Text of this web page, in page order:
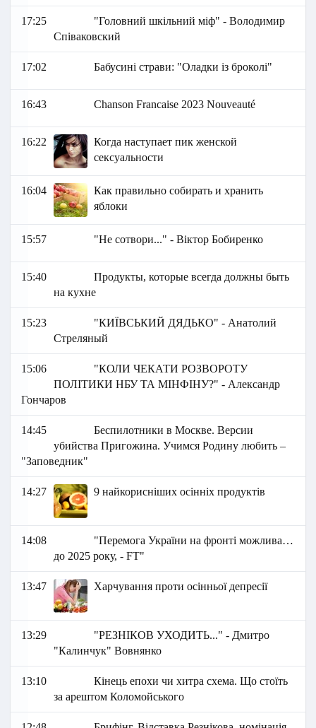
17:25
"Головний шкільний міф" - Володимир
Співаковский
17:02 Бабусині страви: "Оладки із броколі"
16:43 Chanson Francaise 2023 Nouveauté
16:22
Когда наступает пик женской
сексуальности
16:04
Как правильно собирать и хранить
яблоки
15:57 "Не сотвори..." - Віктор Бобиренко
15:40
Продукты, которые всегда должны быть
на кухне
15:23
"КИЇВСЬКИЙ ДЯДЬКО" - Анатолий
Стреляный
15:06
"КОЛИ ЧЕКАТИ РОЗВОРОТУ
ПОЛІТИКИ НБУ ТА МІНФІНУ?" - Александр
Гончаров
14:45
Беспилотники в Москве. Версии
убийства Пригожина. Учимся Родину любить –
"Заповедник"
14:27 9 найкорисніших осінніх продуктів
14:08
"Перемога України на фронті можлива…
до 2025 року, - FT"
13:47 Харчування проти осінньої депресії
13:29
"РЕЗНІКОВ УХОДИТЬ..." - Дмитро
"Калинчук" Вовнянко
13:10
Кінець епохи чи хитра схема. Що стоїть
за арештом Коломойського